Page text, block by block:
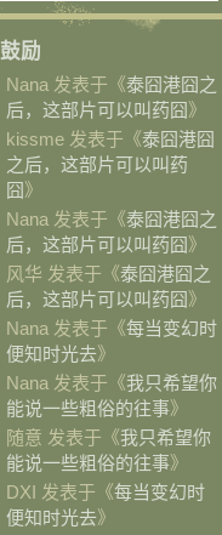
鼓励
Nana 发表于《泰囧港囧之
后，这部片可以叫药囧》
kissme 发表于《泰囧港囧
之后，这部片可以叫药
囧》
Nana 发表于《泰囧港囧之
后，这部片可以叫药囧》
风华 发表于《泰囧港囧之
后，这部片可以叫药囧》
Nana 发表于《每当变幻时
便知时光去》
Nana 发表于《我只希望你
能说一些粗俗的往事》
随意 发表于《我只希望你
能说一些粗俗的往事》
DXI 发表于《每当变幻时
便知时光去》